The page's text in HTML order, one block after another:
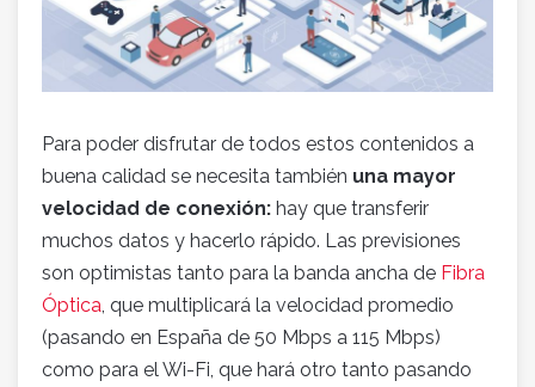
Para poder disfrutar de todos estos contenidos a
buena calidad se necesita también una mayor
velocidad de conexión: hay que transferir
muchos datos y hacerlo rápido. Las previsiones
son optimistas tanto para la banda ancha de Fibra
Óptica, que multiplicará la velocidad promedio
(pasando en España de 50 Mbps a 115 Mbps)
como para el Wi-Fi, que hará otro tanto pasando